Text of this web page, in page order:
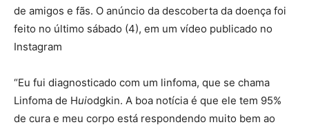
de amigos e fãs. O anúncio da descoberta da doença foi
feito no último sábado (4), em um vídeo publicado no
Instagram
“Eu fui diagnosticado com um linfoma, que se chama
Linfoma de Huiodgkin. A boa notícia é que ele tem 95%
de cura e meu corpo está respondendo muito bem ao